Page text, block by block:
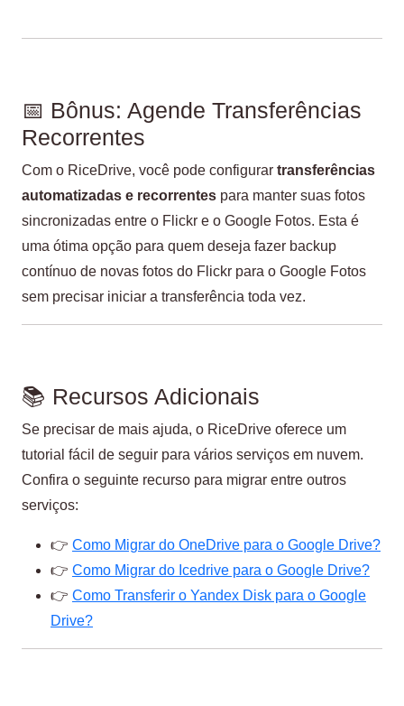
📅 Bônus: Agende Transferências
Recorrentes
Com o RiceDrive, você pode configurar transferências
automatizadas e recorrentes para manter suas fotos
sincronizadas entre o Flickr e o Google Fotos. Esta é
uma ótima opção para quem deseja fazer backup
contínuo de novas fotos do Flickr para o Google Fotos
sem precisar iniciar a transferência toda vez.
📚 Recursos Adicionais
Se precisar de mais ajuda, o RiceDrive oferece um
tutorial fácil de seguir para vários serviços em nuvem.
Confira o seguinte recurso para migrar entre outros
serviços:
👉 Como Migrar do OneDrive para o Google Drive?
👉 Como Migrar do Icedrive para o Google Drive?
👉 Como Transferir o Yandex Disk para o Google
Drive?